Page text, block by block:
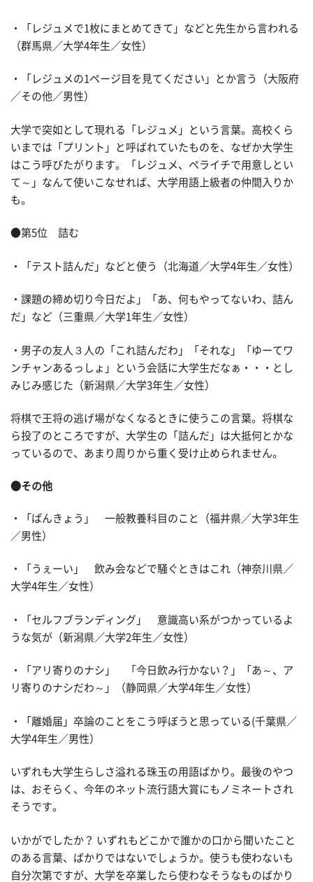
・「レジュメで1枚にまとめてきて」などと先生から言われる
（群馬県／大学4年生／女性）
・「レジュメの1ページ目を見てください」とか言う（大阪府
／その他／男性）
大学で突如として現れる「レジュメ」という言葉。高校くら
いまでは「プリント」と呼ばれていたものを、なぜか大学生
はこう呼びたがります。「レジュメ、ペライチで用意しとい
て～」なんて使いこなせれば、大学用語上級者の仲間入りか
も。
●第5位 詰む
・「テスト詰んだ」などと使う（北海道／大学4年生／女性）
・課題の締め切り今日だよ」「あ、何もやってないわ、詰ん
だ」など（三重県／大学1年生／女性）
・男子の友人３人の「これ詰んだわ」「それな」「ゆーてワ
ンチャンあるっしょ」という会話に大学生だなぁ・・・とし
みじみ感じた（新潟県／大学3年生／女性）
将棋で王将の逃げ場がなくなるときに使うこの言葉。将棋な
ら投了のところですが、大学生の「詰んだ」は大抵何とかな
っているので、あまり周りから重く受け止められません。
●その他
・「ぱんきょう」 一般教養科目のこと（福井県／大学3年生
／男性）
・「うぇーい」 飲み会などで騒ぐときはこれ（神奈川県／
大学4年生／女性）
・「セルフブランディング」 意識高い系がつかっているよ
うな気が（新潟県／大学2年生／女性）
・「アリ寄りのナシ」 「今日飲み行かない？」「あ～、ア
リ寄りのナシだわ～」（静岡県／大学4年生／女性）
・「離婚届」卒論のことをこう呼ぼうと思っている(千葉県／
大学4年生／男性）
いずれも大学生らしさ溢れる珠玉の用語ばかり。最後のやつ
は、おそらく、今年のネット流行語大賞にもノミネートされ
そうです。
いかがでしたか？ いずれもどこかで誰かの口から聞いたこと
のある言葉、ばかりではないでしょうか。使うも使わないも
自分次第ですが、大学を卒業したら使わなそうなものばかり